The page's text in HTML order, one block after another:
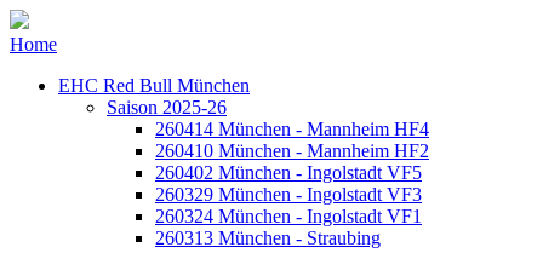
Home
EHC Red Bull München
Saison 2025-26
260414 München - Mannheim HF4
260410 München - Mannheim HF2
260402 München - Ingolstadt VF5
260329 München - Ingolstadt VF3
260324 München - Ingolstadt VF1
260313 München - Straubing